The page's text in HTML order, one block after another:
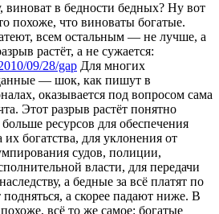
виноват в бедности бедных? Ну вот
похоже, что виноваты богатые.
всем остальным — не лучше, а
растёт, а не сужается:
09/28/gap Для многих
— шок, как пишут в
оказывается под вопросом сама
Этот разрыв растёт понятно
ресурсов для обеспечения
их богатства, для уклонения от
судов, полиции,
власти, для передачи
а бедные за всё платят по
а скорее падают ниже. В
всё то же самое: богатые